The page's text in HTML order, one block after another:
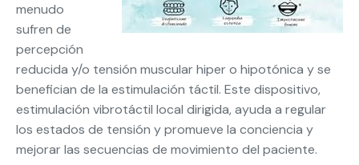
menudo
sufren de
percepción
reducida y/o tensión muscular hiper o hipotónica y se
benefician de la estimulación táctil. Este dispositivo,
estimulación vibrotáctil local dirigida, ayuda a regular
los estados de tensión y promueve la conciencia y
mejorar las secuencias de movimiento del paciente.